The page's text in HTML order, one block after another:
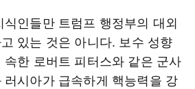
인들만 트럼프 행정부의 대외
있는 것은 아니다. 보수 성향
한 로버트 피터스와 같은 군사
시아가 급속하게 핵능력을 강